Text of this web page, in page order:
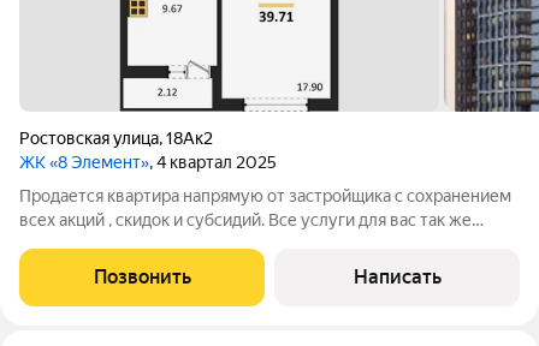
Ростовская улица,18Ак2
ЖК «8 Элемент», 4 квартал 2025
Продается квартира напрямую от застройщика с сохранением
всех акций , скидок и субсидий. Все услуги для вас так же
ТЕЛЕВИЗОР на кухню. Жилой комплекс возводится в
Левобережном районе г. Воронежа
Позвонить Написать